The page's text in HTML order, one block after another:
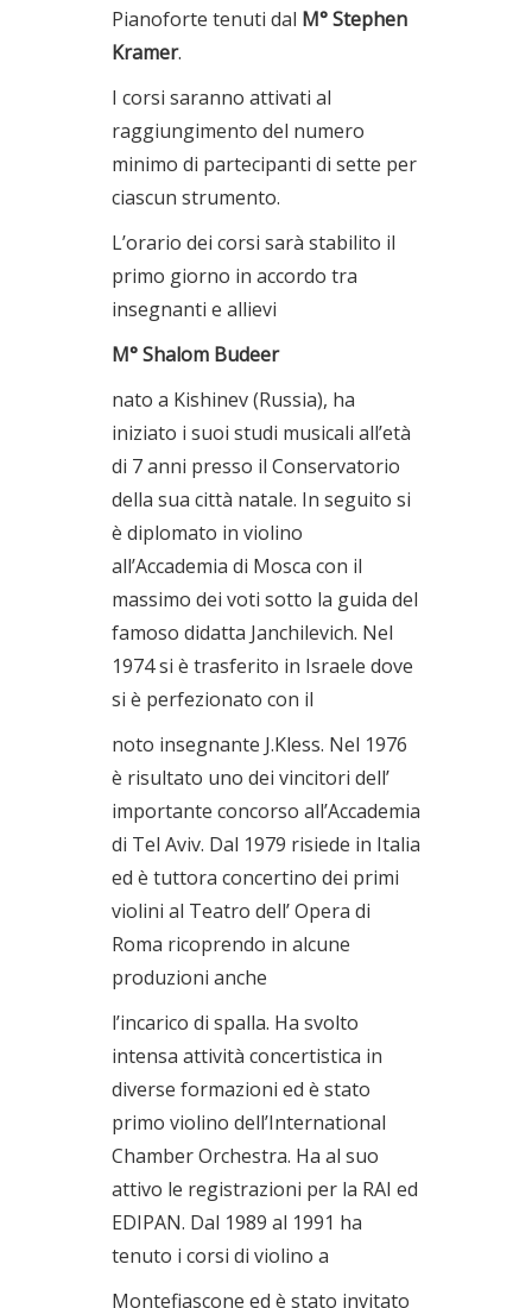
Pianoforte tenuti dal M° Stephen
Kramer.
I corsi saranno attivati al
raggiungimento del numero
minimo di partecipanti di sette per
ciascun strumento.
L’orario dei corsi sarà stabilito il
primo giorno in accordo tra
insegnanti e allievi
M° Shalom Budeer
nato a Kishinev (Russia), ha
iniziato i suoi studi musicali all’età
di 7 anni presso il Conservatorio
della sua città natale. In seguito si
è diplomato in violino
all’Accademia di Mosca con il
massimo dei voti sotto la guida del
famoso didatta Janchilevich. Nel
1974 si è trasferito in Israele dove
si è perfezionato con il
noto insegnante J.Kless. Nel 1976
è risultato uno dei vincitori dell’
importante concorso all’Accademia
di Tel Aviv. Dal 1979 risiede in Italia
ed è tuttora concertino dei primi
violini al Teatro dell’ Opera di
Roma ricoprendo in alcune
produzioni anche
l’incarico di spalla. Ha svolto
intensa attività concertistica in
diverse formazioni ed è stato
primo violino dell’International
Chamber Orchestra. Ha al suo
attivo le registrazioni per la RAI ed
EDIPAN. Dal 1989 al 1991 ha
tenuto i corsi di violino a
Montefiascone ed è stato invitato